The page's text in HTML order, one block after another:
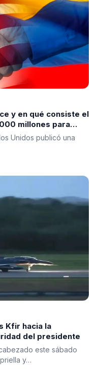
y en qué consiste el
millones para
De La Espriella
Unidos publicó una
Kfir hacia la
del presidente
este sábado
y…